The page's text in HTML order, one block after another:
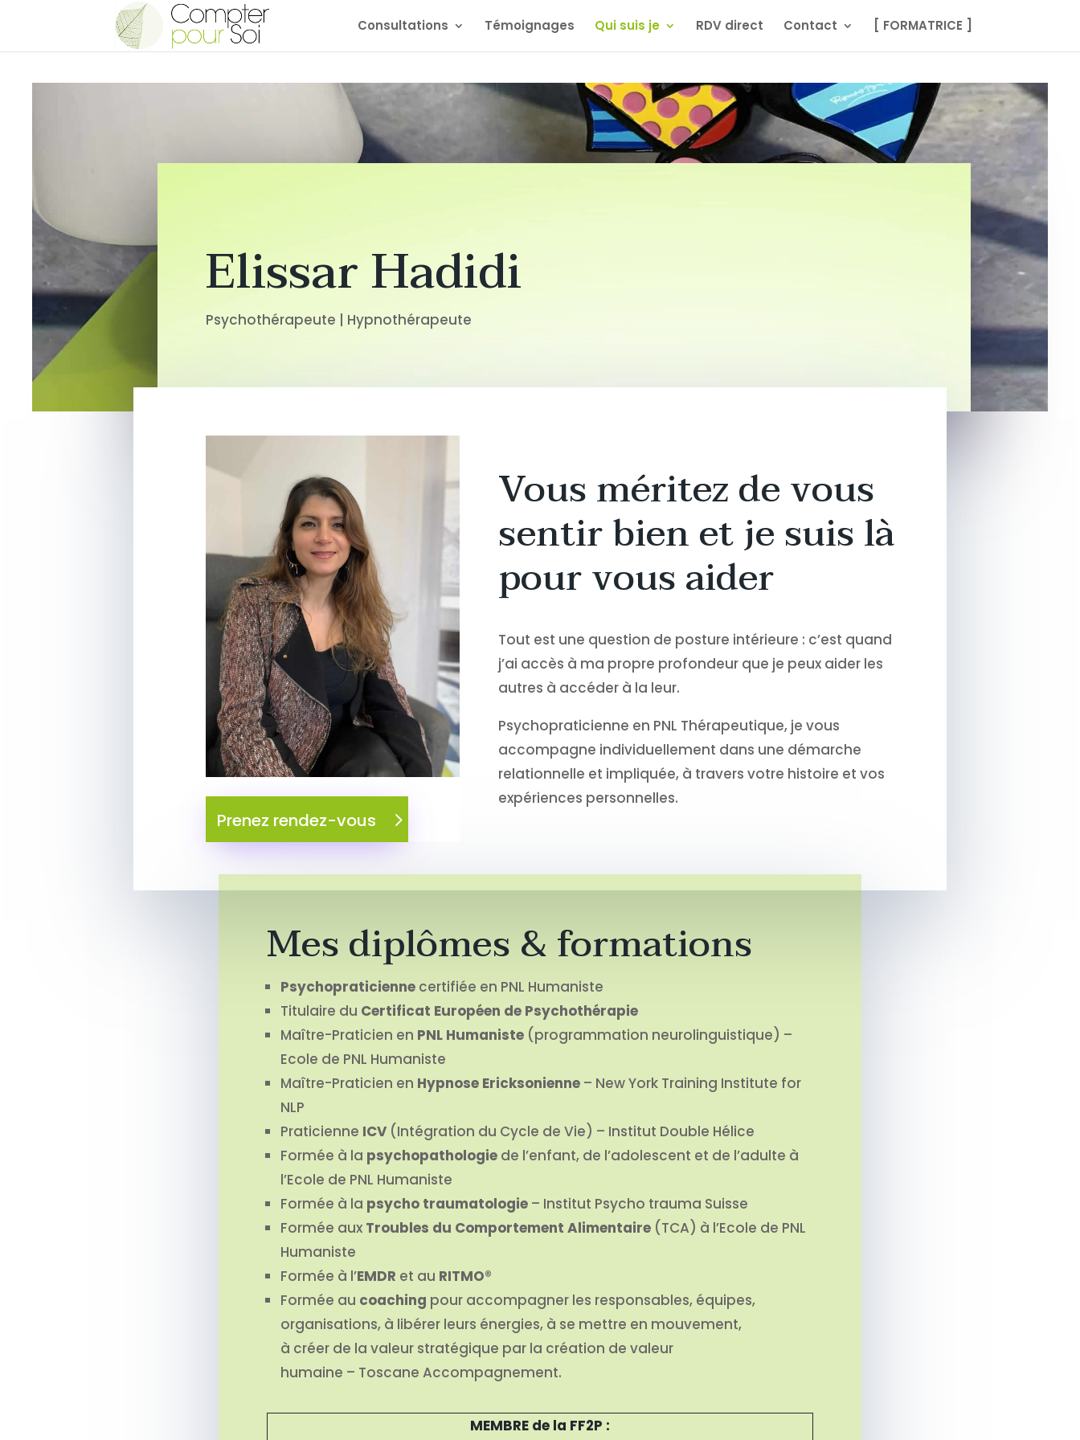
Consultations Témoignages Qui suis je RDV direct Contact [ FORMATRICE ]
Elissar Hadidi
Psychothérapeute | Hypnothérapeute
Prenez rendez-vous
Vous méritez de vous
sentir bien et je suis là
pour vous aider
Tout est une question de posture intérieure : c’est quand
j’ai accès à ma propre profondeur que je peux aider les
autres à accéder à la leur.
Psychopraticienne en PNL Thérapeutique, je vous
accompagne individuellement dans une démarche
relationnelle et impliquée, à travers votre histoire et vos
expériences personnelles.
Mes diplômes & formations
Psychopraticienne certifiée en PNL Humaniste
Titulaire du Certificat Européen de Psychothérapie
Maître-Praticien en PNL Humaniste (programmation neurolinguistique) –
Ecole de PNL Humaniste
Maître-Praticien en Hypnose Ericksonienne – New York Training Institute for
NLP
Praticienne ICV (Intégration du Cycle de Vie) – Institut Double Hélice
Formée à la psychopathologie de l’enfant, de l’adolescent et de l’adulte à
l’Ecole de PNL Humaniste
Formée à la psycho traumatologie – Institut Psycho trauma Suisse
Formée aux Troubles du Comportement Alimentaire (TCA) à l’Ecole de PNL
Humaniste
Formée à l’EMDR et au RITMO®
Formée au coaching pour accompagner les responsables, équipes,
organisations, à libérer leurs énergies, à se mettre en mouvement,
à créer de la valeur stratégique par la création de valeur
humaine – Toscane Accompagnement.
MEMBRE de la FF2P :